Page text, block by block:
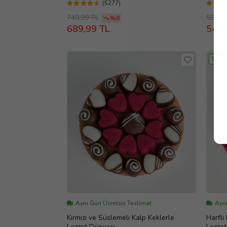
(5277)
749,99 TL %8
689,99 TL
599,99
Aynı Gün Ücretsiz Teslimat
Kırmızı ve Süslemeli Kalp Keklerle
Harfli